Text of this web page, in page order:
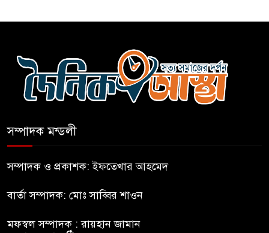
মেট্রিক টন টিয়ার শেল
মানবিক মূল্যবোধ সম্পন্ন বিচারকের
দিলেন বিএনপিতে
গুলশানে আ.লীগের ৬ কর্মী আটক
সম্পাদক মন্ডলী
সম্পাদক ও প্রকাশক: ইফতেখার আহমেদ
বার্তা সম্পাদক: মোঃ সাব্বির শাওন
মফস্বল সম্পাদক : রায়হান জামান